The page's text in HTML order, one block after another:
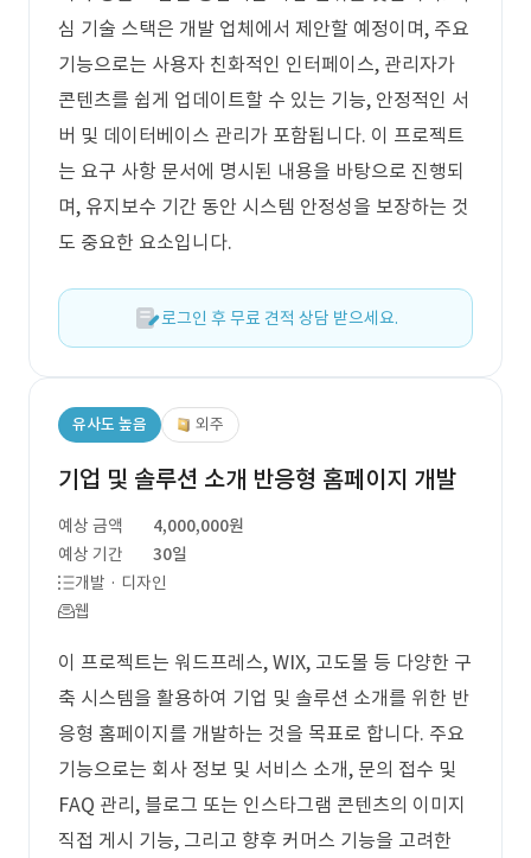
심 기술 스택은 개발 업체에서 제안할 예정이며, 주요
기능으로는 사용자 친화적인 인터페이스, 관리자가
콘텐츠를 쉽게 업데이트할 수 있는 기능, 안정적인 서
버 및 데이터베이스 관리가 포함됩니다. 이 프로젝트
는 요구 사항 문서에 명시된 내용을 바탕으로 진행되
며, 유지보수 기간 동안 시스템 안정성을 보장하는 것
도 중요한 요소입니다.
로그인 후 무료 견적 상담 받으세요.
유사도 높음 외주
기업 및 솔루션 소개 반응형 홈페이지 개발
예상 금액
4,000,000원
예상 기간
30일
개발 · 디자인
웹
이 프로젝트는 워드프레스, WIX, 고도몰 등 다양한 구
축 시스템을 활용하여 기업 및 솔루션 소개를 위한 반
응형 홈페이지를 개발하는 것을 목표로 합니다. 주요
기능으로는 회사 정보 및 서비스 소개, 문의 접수 및
FAQ 관리, 블로그 또는 인스타그램 콘텐츠의 이미지
직접 게시 기능, 그리고 향후 커머스 기능을 고려한